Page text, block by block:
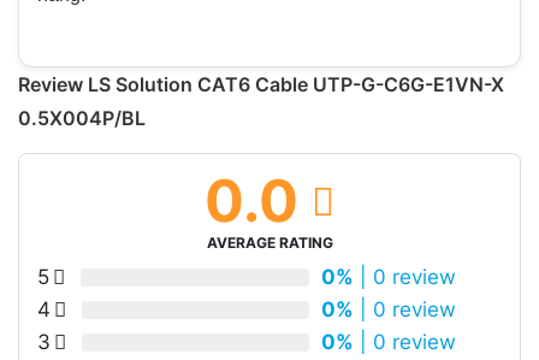
Review LS Solution CAT6 Cable UTP-G-C6G-E1VN-X
0.5X004P/BL
0.0
AVERAGE RATING
5 0% | 0 review
4
0% | 0 review
3
0% | 0 review